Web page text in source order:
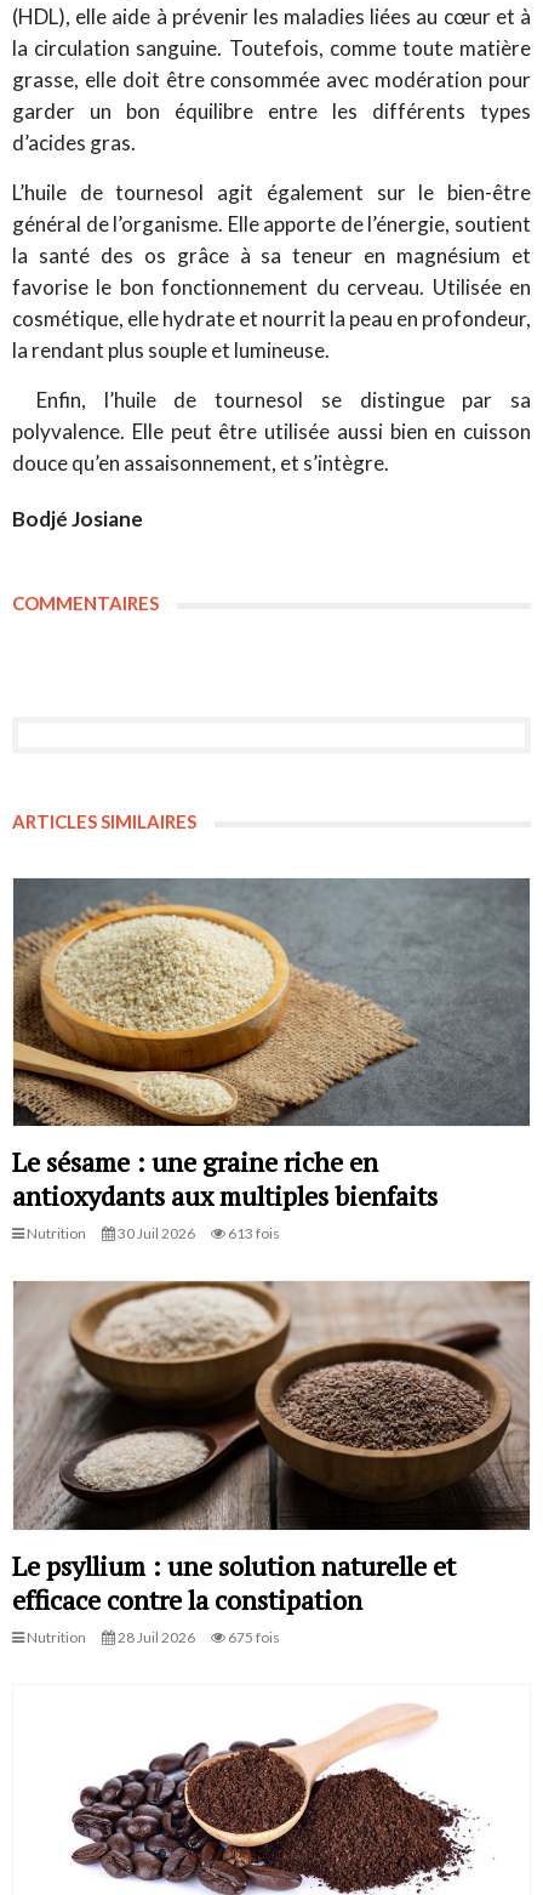
(HDL), elle aide à prévenir les maladies liées au cœur et à
la circulation sanguine. Toutefois, comme toute matière
grasse, elle doit être consommée avec modération pour
garder un bon équilibre entre les différents types
d’acides gras.
L’huile de tournesol agit également sur le bien-être
général de l’organisme. Elle apporte de l’énergie, soutient
la santé des os grâce à sa teneur en magnésium et
favorise le bon fonctionnement du cerveau. Utilisée en
cosmétique, elle hydrate et nourrit la peau en profondeur,
la rendant plus souple et lumineuse.
Enfin, l’huile de tournesol se distingue par sa
polyvalence. Elle peut être utilisée aussi bien en cuisson
douce qu’en assaisonnement, et s’intègre.
Bodjé Josiane
COMMENTAIRES
ARTICLES SIMILAIRES
Le sésame : une graine riche en
antioxydants aux multiples bienfaits
Nutrition 30 Juil 2026 613 fois
Le psyllium : une solution naturelle et
efficace contre la constipation
Nutrition 28 Juil 2026 675 fois